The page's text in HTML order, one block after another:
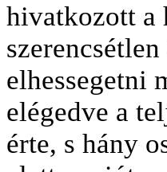
hivatkozott a
elhessegetni
elégedve a
érte, s hány